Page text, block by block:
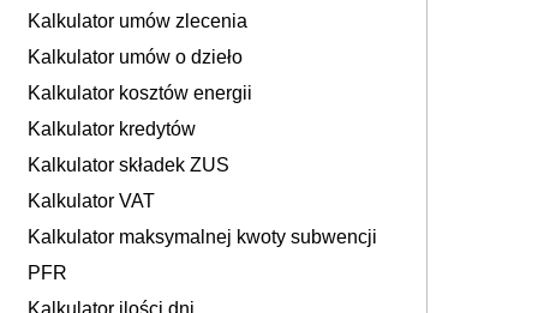
Kalkulator umów zlecenia
Kalkulator umów o dzieło
Kalkulator kosztów energii
Kalkulator kredytów
Kalkulator składek ZUS
Kalkulator VAT
Kalkulator maksymalnej kwoty subwencji
PFR
Kalkulator ilości dni